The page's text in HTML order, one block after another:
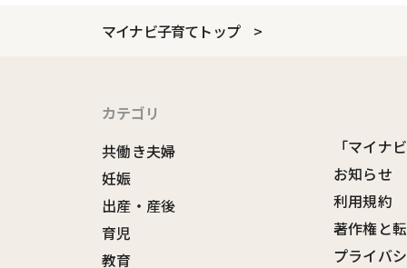
マイナビ子育てトップ
カテゴリ
共働き夫婦
妊娠
出産・産後
育児
教育
「マイナ
お知らせ
利用規約
著作権と
プライバ